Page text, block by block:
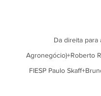
Da direita para
Agronegócio)+Roberto
FIESP Paulo